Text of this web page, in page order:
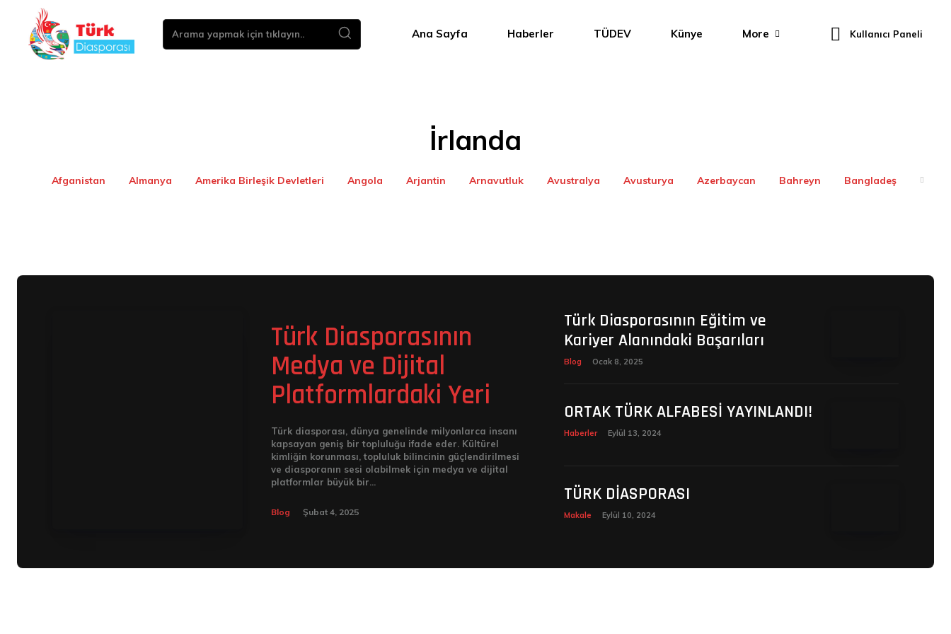
Arama yapmak için tıklayın.. Ana Sayfa Haberler TÜDEV Künye More Kullanıcı Paneli
İrlanda
Afganistan Almanya Amerika Birleşik Devletleri Angola Arjantin Arnavutluk Avustralya Avusturya Azerbaycan Bahreyn Bangladeş
Türk Diasporasının
Medya ve Dijital
Platformlardaki Yeri
Türk diasporası, dünya genelinde milyonlarca insanı
kapsayan geniş bir topluluğu ifade eder. Kültürel
kimliğin korunması, topluluk bilincinin güçlendirilmesi
ve diasporanın sesi olabilmek için medya ve dijital
platformlar büyük bir...
Blog Şubat 4, 2025
Türk Diasporasının Eğitim ve
Kariyer Alanındaki Başarıları
Blog Ocak 8, 2025
ORTAK TÜRK ALFABESİ YAYINLANDI!
Haberler Eylül 13, 2024
TÜRK DİASPORASI
Makale Eylül 10, 2024